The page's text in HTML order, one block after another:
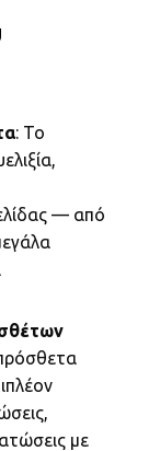
: Το
— από
πρόσθετα
με